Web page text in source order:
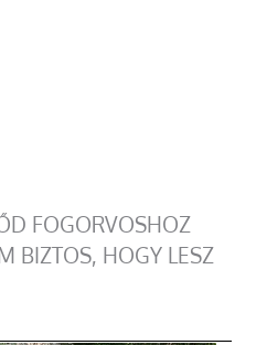
FOGORVOSHOZ
BIZTOS, HOGY LESZ